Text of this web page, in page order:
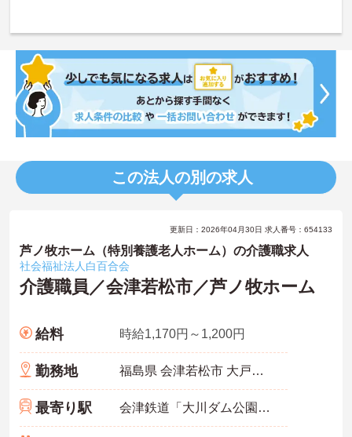
この法人の別の求人
更新日：2026年04月30日 求人番号：654133
芦ノ牧ホーム（特別養護老人ホーム）の介護職求人
社会福祉法人白百合会
介護職員／会津若松市／芦ノ牧ホーム
給料 時給1,170円～1,200円
勤務地 福島県 会津若松市 大戸町芦ノ牧字壇ノ下845
最寄り駅 会津鉄道「大川ダム公園駅」バス・車14分